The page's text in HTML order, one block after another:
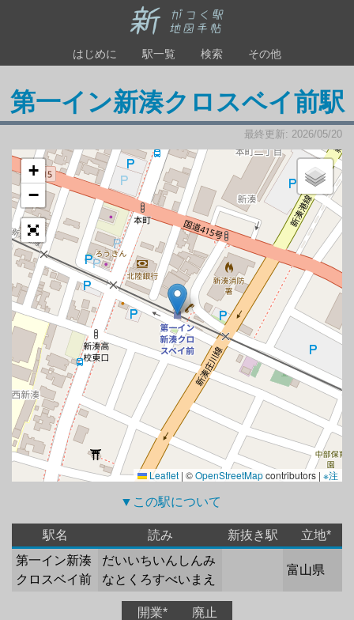
はじめに 駅一覧 検索 その他
第一イン新湊クロスベイ前駅
最終更新: 2026/05/20
+
−
Leaflet | ©OpenStreetMapcontributors | ※注
▼この駅について
駅名 読み 新抜き駅
立地*
第一イン新湊
クロスベイ前
だいいちいんしんみ
なとくろすべいまえ
富山県
開業*
廃止